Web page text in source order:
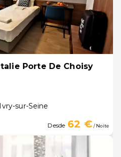
Porte De Choisy
sur-Seine
Desde 62 €/ Noite